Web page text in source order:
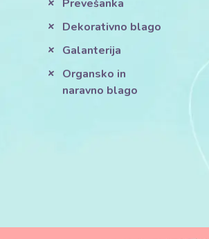
Prevešanka
Dekorativno blago
Galanterija
Organsko in
naravno blago